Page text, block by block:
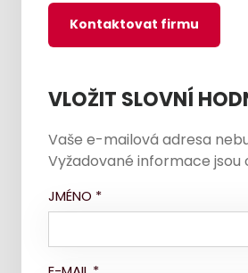
Kontaktovat firmu
VLOŽIT SLOVNÍ
Vaše e-mailová adresa
Vyžadované informace jsou
JMÉNO *